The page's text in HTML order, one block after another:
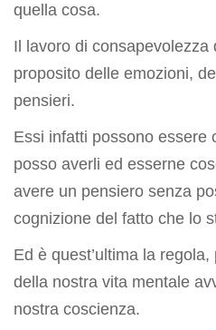
quella cosa.
Il lavoro di consapevolezza
proposito delle emozioni,
pensieri.
Essi infatti possono essere
posso averli ed esserne
avere un pensiero senza
cognizione del fatto che lo
Ed è quest’ultima la
della nostra vita mentale
nostra coscienza.